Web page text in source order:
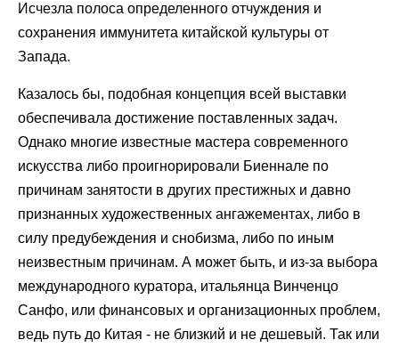
Исчезла полоса определенного отчуждения и
сохранения иммунитета китайской культуры от
Запада.
Казалось бы, подобная концепция всей выставки
обеспечивала достижение поставленных задач.
Однако многие известные мастера современного
искусства либо проигнорировали Биеннале по
причинам занятости в других престижных и давно
признанных художественных ангажементах, либо в
силу предубеждения и снобизма, либо по иным
неизвестным причинам. А может быть, и из-за выбора
международного куратора, итальянца Винченцо
Санфо, или финансовых и организационных проблем,
ведь путь до Китая - не близкий и не дешевый. Так или